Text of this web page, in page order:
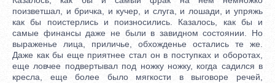
поизветшал, и бричка, и кучер, и слуга, и лошади, и упряжь
как бы поистерлись и поизносились. Казалось, как бы и
самые финансы даже не были в завидном состоянии. Но
выраженье лица, приличье, обхожденье остались те же.
Даже как бы еще приятнее стал он в поступках и оборотах,
еще ловчее подвертывал под ножку ножку, когда садился в
кресла, еще более было мягкости в выговоре речей,